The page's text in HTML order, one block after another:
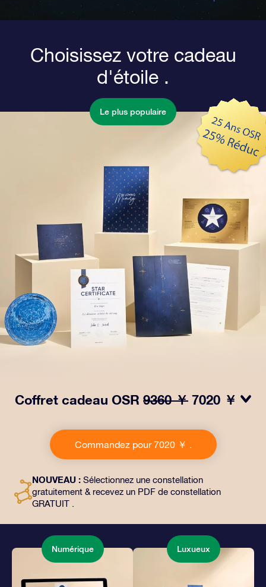
Choisissez votre cadeau
d'étoile .
Le plus populaire
Coffret cadeau OSR 9360 ￥ 7020 ￥
Ce cadeau comprend une belle enveloppe et des
documents personnalisés envoyés à l’adresse de votre
choix, ainsi que des documents numériques et
façon magique d’offrir un cadeau éternel à vos amis et
à vos proches.
Commandez pour 7020 ￥ .
NOUVEAU : Sélectionnez une constellation
gratuitement & recevez un PDF de constellation
GRATUIT .
Numérique Luxueux